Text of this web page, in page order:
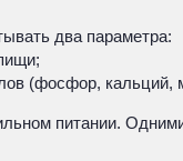
два параметра:
(фосфор, кальций,
питании.